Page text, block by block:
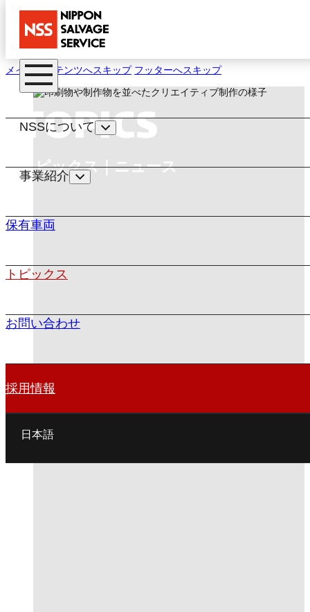
メインコンテンツへスキップ フッターへスキップ
NSSについて
事業紹介
保有車両
トピックス
お問い合わせ
採用情報
日本語
TOPICS
トピックス｜ニュース